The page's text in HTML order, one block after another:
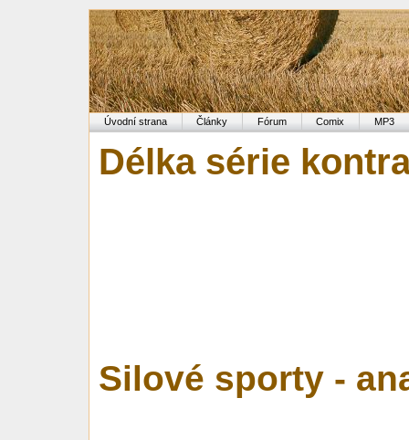
Úvodní strana Články Fórum Comix MP3
Délka série
Silové sporty -